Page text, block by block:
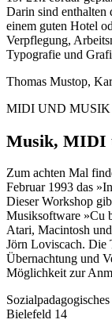
Darin sind enthalten
einem guten Hotel
Verpflegung,
Typografie und
Thomas Mustop,
MIDI UND MUSIK
Musik, MIDI
Zum achten Mal
Februar 1993 das
Dieser Workshop
Musiksoftware »Cu
Atari, Macintosh
Jörn Loviscach. Die
Übernachtung und
Möglichkeit zur
Bielefeld 14